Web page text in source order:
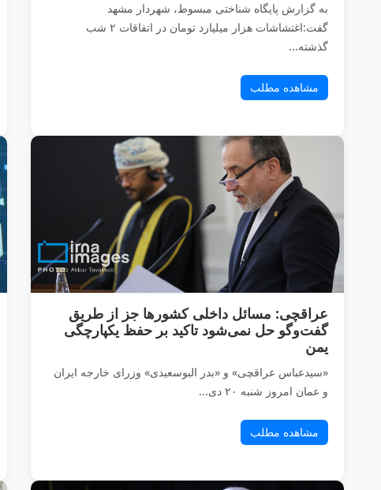
به گزارش پایگاه شناختی مبسوط، شهردار مشهد
گفت:اغتشاشات هزار میلیارد تومان در اتفاقات ۲ شب
گذشته...
مشاهده مطلب
عراقچی: مسائل داخلی کشورها جز از طریق
گفت‌وگو حل نمی‌شود تاکید بر حفظ یکپارچگی
یمن
«سیدعباس عراقچی» و «بدر البوسعیدی» وزرای خارجه ایران
و عمان امروز شنبه ۲۰ دی...
مشاهده مطلب